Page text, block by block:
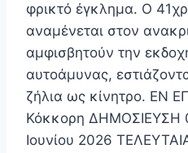
φρικτό έγκλημα. Ο
αναμένεται στον
αμφισβητούν την
αυτοάμυνας,
ζήλια ως κίνητρο. EN
Κόκκορη ΔΗΜΟΣΙΕΥΣΗ
Ιουνίου 2026